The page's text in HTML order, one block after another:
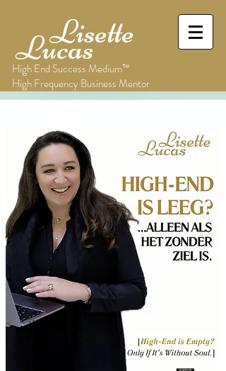
Lisette
Lucas
High End Success Medium™
High Frequency Business Mentor